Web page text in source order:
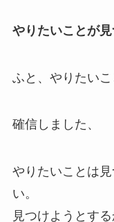
やりたいことが見
ふと、やりたいこ
確信しました、
やりたいことは
い。
見つけようとす